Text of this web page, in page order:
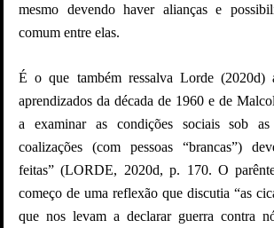
mesmo devendo haver alianças e
comum entre elas.
É o que também ressalva Lorde (2020d)
aprendizados da década de 1960 e de
a examinar as condições sociais sob
coalizações (com pessoas “brancas”)
feitas” (LORDE, 2020d, p. 170. O
começo de uma reflexão que discutia “as
que nos levam a declarar guerra contra